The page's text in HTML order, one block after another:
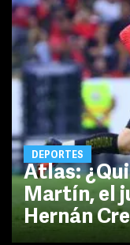
DEPORTES
Atlas:
Martín, el
Hernán